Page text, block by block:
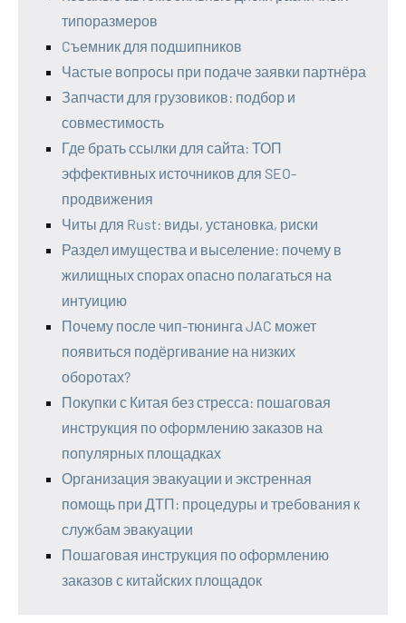
типоразмеров
Cъемник для подшипников
Частые вопросы при подаче заявки партнёра
Запчасти для грузовиков: подбор и
совместимость
Где брать ссылки для сайта: ТОП
эффективных источников для SEO-
продвижения
Читы для Rust: виды, установка, риски
Раздел имущества и выселение: почему в
жилищных спорах опасно полагаться на
интуицию
Почему после чип-тюнинга JAC может
появиться подёргивание на низких
оборотах?
Покупки с Китая без стресса: пошаговая
инструкция по оформлению заказов на
популярных площадках
Организация эвакуации и экстренная
помощь при ДТП: процедуры и требования к
службам эвакуации
Пошаговая инструкция по оформлению
заказов с китайских площадок